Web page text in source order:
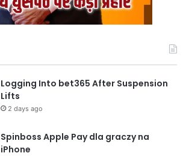
Logging Into bet365 After Suspension
Lifts
2 days ago
Spinboss Apple Pay dla graczy na
iPhone